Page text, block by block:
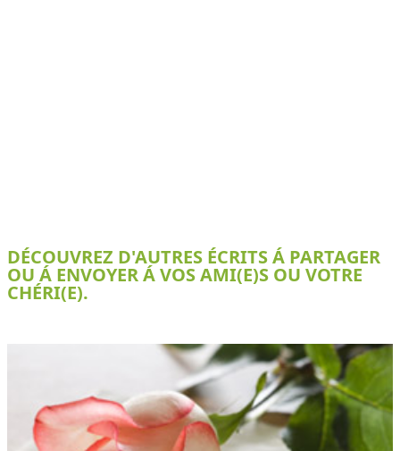
DÉCOUVREZ D'AUTRES ÉCRITS Á PARTAGER
OU Á ENVOYER Á VOS AMI(E)S OU VOTRE
CHÉRI(E).